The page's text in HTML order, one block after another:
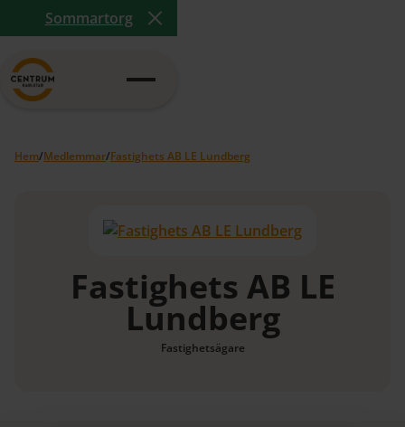
Sommartorg
Close Announcement Banner
Hem/Medlemmar/Fastighets AB LE Lundberg
Fastighets AB LE
Lundberg
Fastighetsägare